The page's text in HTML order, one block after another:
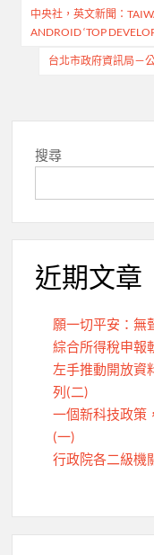
章中央社，英文新聞：
ANDROID ‘TOP
台北市政府資訊局－
搜尋
近期文章
願一切平安：無
綜合所得稅申報
左手推動開放資
列(二)
一個新科技政策
(一)
行政院各二級機